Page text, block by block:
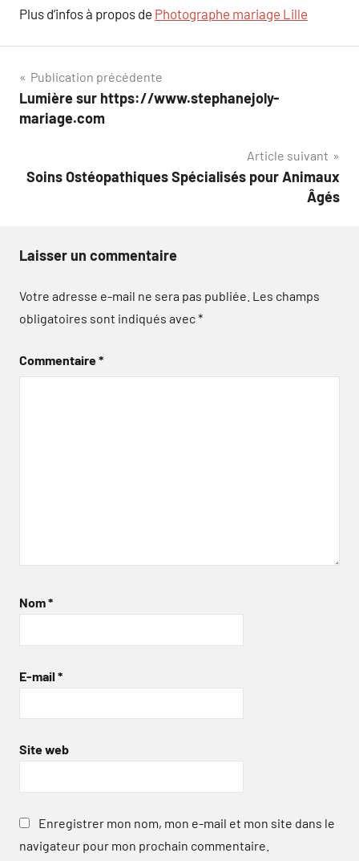
Plus d’infos à propos de Photographe mariage Lille
Navigation
de
Publication précédente
Lumière sur https://www.stephanejoly-
mariage.com
Article suivant
Soins Ostéopathiques Spécialisés pour Animaux
Âgés
Laisser un commentaire
Votre adresse e-mail ne sera pas publiée. Les champs
obligatoires sont indiqués avec*
Commentaire*
Nom*
E-mail *
Site web
Enregistrer mon nom, mon e-mail et mon site dans le
navigateur pour mon prochain commentaire.